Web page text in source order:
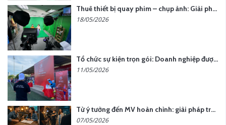
Thuê thiết bị quay phim – chụp ảnh: Giải pháp tối ưu chi phí cho doanh nghiệp
18/05/2026
Tổ chức sự kiện trọn gói: Doanh nghiệp được gì khi chọn đơn vị chuyên nghiệp?
11/05/2026
Từ ý tưởng đến MV hoàn chỉnh: giải pháp trọn gói tại YCN Media
07/05/2026